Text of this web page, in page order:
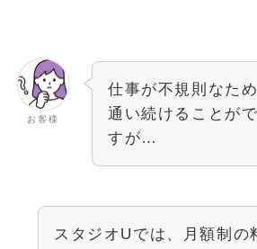
お客様
仕事が不規則なた
通い続けることが
すが…
スタジオUでは、月額制の